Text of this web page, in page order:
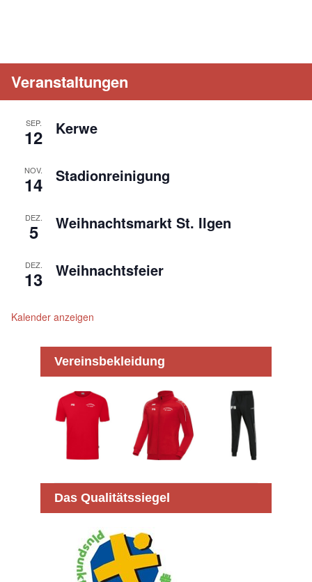
Veranstaltungen
SEP.
12 Kerwe
NOV.
14 Stadionreinigung
DEZ.
5 Weihnachtsmarkt St. Ilgen
DEZ.
13 Weihnachtsfeier
Kalender anzeigen
Vereinsbekleidung
Das Qualitätssiegel